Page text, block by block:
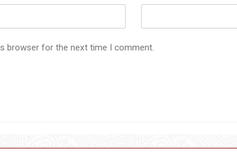
browser for the next time I comment.